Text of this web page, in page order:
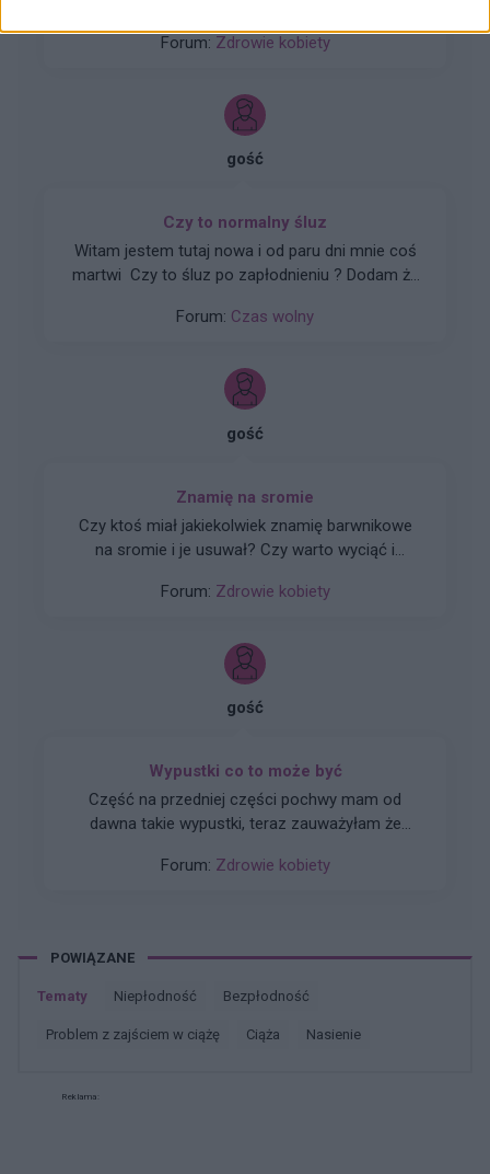
Macie jakies prosimy jak zasłonić ten
pusia wygląda inaczej i nie jak u Barbie ale
najzwyczajniej w świecie sie tego bardzo
Forum: Zdrowie kobiety
gość
Czy to normalny śluz
Witam jestem tutaj nowa i od paru dni mnie coś
martwi Czy to śluz po zapłodnieniu ? Dodam że
zabezpieczenia owulacja przypada 18 lutego
dodam że czuje pieczenie. Nie wiem czy mam
wie martwi i iść do lekarza
Forum: Czas wolny
gość
Znamię na sromie
Czy ktoś miał jakiekolwiek znamię barwnikowe
na sromie i je usuwał? Czy warto wyciąć i
teorie, ja mam od kilku lat i zastanawiam się co
Forum: Zdrowie kobiety
gość
Wypustki co to może być
Część na przedniej części pochwy mam od
dawna takie wypustki, teraz zauważyłam że
może być ?
Forum: Zdrowie kobiety
POWIĄZANE
Tematy niepłodność bezpłodność
problem z zajściem w ciążę ciąża nasienie
Reklama: